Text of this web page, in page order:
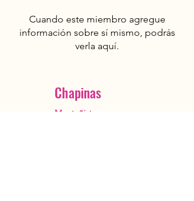
Cuando este miembro agregue
información sobre sí mismo, podrás
verla aquí.
Chapinas
Montañistas